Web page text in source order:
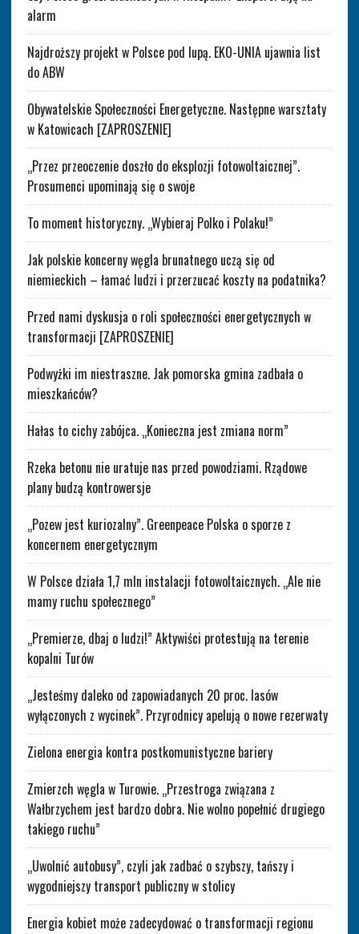
alarm
Najdroższy projekt w Polsce pod lupą. EKO-UNIA ujawnia list
do ABW
Obywatelskie Społeczności Energetyczne. Następne warsztaty
w Katowicach [ZAPROSZENIE]
„Przez przeoczenie doszło do eksplozji fotowoltaicznej”.
Prosumenci upominają się o swoje
To moment historyczny. „Wybieraj Polko i Polaku!”
Jak polskie koncerny węgla brunatnego uczą się od
niemieckich – łamać ludzi i przerzucać koszty na podatnika?
Przed nami dyskusja o roli społeczności energetycznych w
transformacji [ZAPROSZENIE]
Podwyżki im niestraszne. Jak pomorska gmina zadbała o
mieszkańców?
Hałas to cichy zabójca. „Konieczna jest zmiana norm”
Rzeka betonu nie uratuje nas przed powodziami. Rządowe
plany budzą kontrowersje
„Pozew jest kuriozalny”. Greenpeace Polska o sporze z
koncernem energetycznym
W Polsce działa 1,7 mln instalacji fotowoltaicznych. „Ale nie
mamy ruchu społecznego”
„Premierze, dbaj o ludzi!” Aktywiści protestują na terenie
kopalni Turów
„Jesteśmy daleko od zapowiadanych 20 proc. lasów
wyłączonych z wycinek”. Przyrodnicy apelują o nowe rezerwaty
Zielona energia kontra postkomunistyczne bariery
Zmierzch węgla w Turowie. „Przestroga związana z
Wałbrzychem jest bardzo dobra. Nie wolno popełnić drugiego
takiego ruchu”
„Uwolnić autobusy”, czyli jak zadbać o szybszy, tańszy i
wygodniejszy transport publiczny w stolicy
Energia kobiet może zadecydować o transformacji regionu